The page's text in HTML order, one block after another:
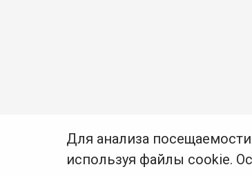
Для анализа
используя файлы cookie.